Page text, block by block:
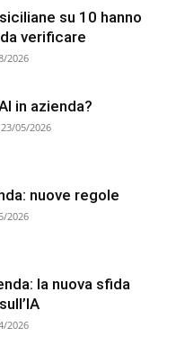
su 10 hanno
verificare
2026
in azienda?
23/05/2026
nuove regole
2026
la nuova sfida
2026